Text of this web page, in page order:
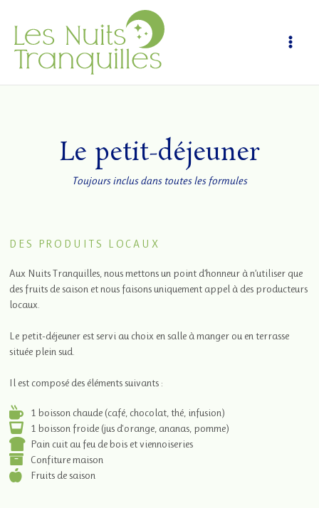
contenu
Le petit-déjeuner
Toujours inclus dans toutes les formules
DES PRODUITS LOCAUX
Aux Nuits Tranquilles, nous mettons un point d’honneur à n’utiliser que
des fruits de saison et nous faisons uniquement appel à des producteurs
locaux.
Le petit-déjeuner est servi au choix en salle à manger ou en terrasse
située plein sud.
Il est composé des éléments suivants :
1 boisson chaude (café, chocolat, thé, infusion)
1 boisson froide (jus d'orange, ananas, pomme)
Pain cuit au feu de bois et viennoiseries
Confiture maison
Fruits de saison